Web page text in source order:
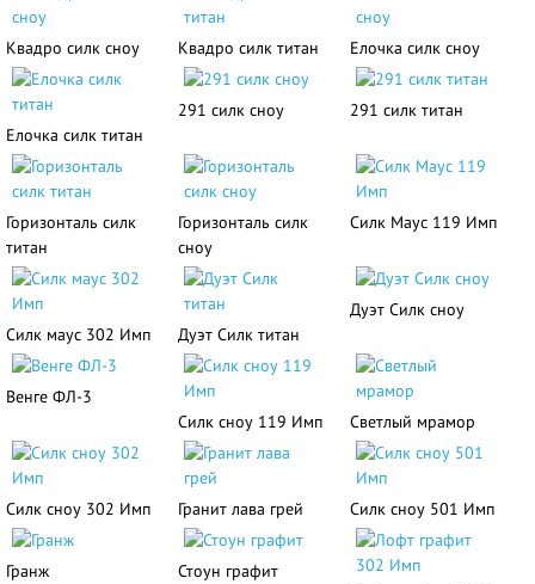
Квадро силк сноу Квадро силк титан Елочка силк сноу
Елочка силк титан
291 силк сноу 291 силк титан
Горизонталь силк
титан
Горизонталь силк
сноу
Силк Маус 119 Имп
Силк маус 302 Имп Дуэт Силк титан
Дуэт Силк сноу
Венге ФЛ-3
Силк сноу 119 Имп
Светлый мрамор
Силк сноу 302 Имп Гранит лава грей Силк сноу 501 Имп
Гранж
Стоун графит